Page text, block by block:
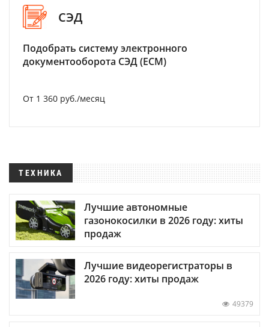
СЭД
Подобрать систему электронного
документооборота СЭД (ECM)
От 1 360 руб./месяц
ТЕХНИКА
Лучшие автономные
газонокосилки в 2026 году: хиты
продаж
Лучшие видеорегистраторы в
2026 году: хиты продаж
49379